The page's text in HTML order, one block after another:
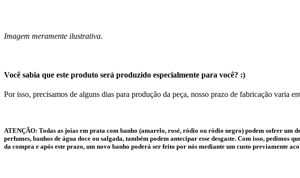
Imagem meramente ilustrativa.
Você sabia que este produto será produzido especialmente para você? :)
Por isso, precisamos de alguns dias para produção da peça, nosso prazo de fabricação varia
ATENÇÃO: Todas as joias em prata com banho (amarelo, rosé, ródio ou ródio negro) podem sofrer um
perfumes, banhos de água doce ou salgada, também podem antecipar esse desgaste. Com isso, pedimos
da compra e após este prazo, um novo banho poderá ser feito por nós mediante um custo previamente